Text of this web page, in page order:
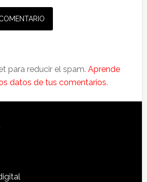
para reducir el spam. Aprende
datos de tus comentarios.